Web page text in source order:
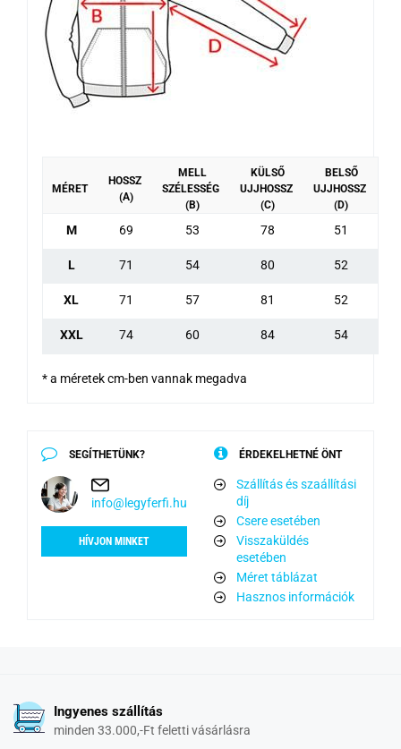
MÉRET
HOSSZ
(A)
MELL
SZÉLESSÉG
(B)
KÜLSŐ
UJJHOSSZ
(C)
BELSŐ
UJJHOSSZ
(D)
M 69 53 78 51
L 71 54 80 52
XL 71 57 81 52
XXL 74 60 84 54
* a méretek cm-ben vannak megadva
SEGÍTHETÜNK?
info@legyferfi.hu
HÍVJON MINKET
ÉRDEKELHETNÉ ÖNT
Szállítás és szaállítási
díj
Csere esetében
Visszaküldés
esetében
Méret táblázat
Hasznos információk
Ingyenes szállítás
minden 33.000,-Ft feletti vásárlásra